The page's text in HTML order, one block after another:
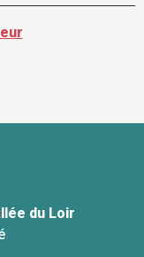
du Loir